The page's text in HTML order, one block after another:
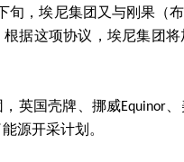
旬，埃尼集团又与刚果（
据这项协议，埃尼集团
，英国壳牌、挪威Equinor
源开采计划。